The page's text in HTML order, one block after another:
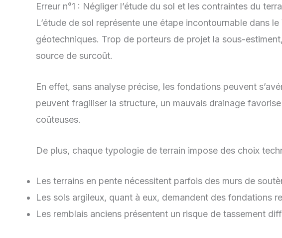
Erreur n°1 : Négliger l’étude du sol et les contraintes du
L’étude de sol représente une étape incontournable dans
géotechniques. Trop de porteurs de projet la sous-
source de surcoût.
En effet, sans analyse précise, les fondations peuvent
peuvent fragiliser la structure, un mauvais drainage
coûteuses.
De plus, chaque typologie de terrain impose des choix
Les terrains en pente nécessitent parfois des murs de
Les sols argileux, quant à eux, demandent des fondations
Les remblais anciens présentent un risque de tassement